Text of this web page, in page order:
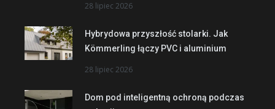
28 lipiec 2026
Hybrydowa przyszłość stolarki. Jak
Kömmerling łączy PVC i aluminium
28 lipiec 2026
Dom pod inteligentną ochroną podczas